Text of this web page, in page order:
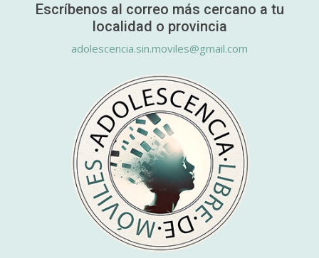
Escríbenos al correo más cercano a tu
localidad o provincia
adolescencia.sin.moviles@gmail.com